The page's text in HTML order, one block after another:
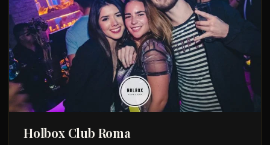
Holbox Club Roma